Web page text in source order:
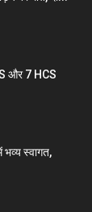
और 7 HCS
भव्य स्वागत,